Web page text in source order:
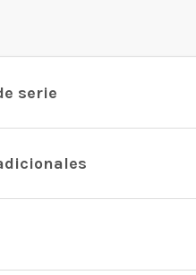
serie